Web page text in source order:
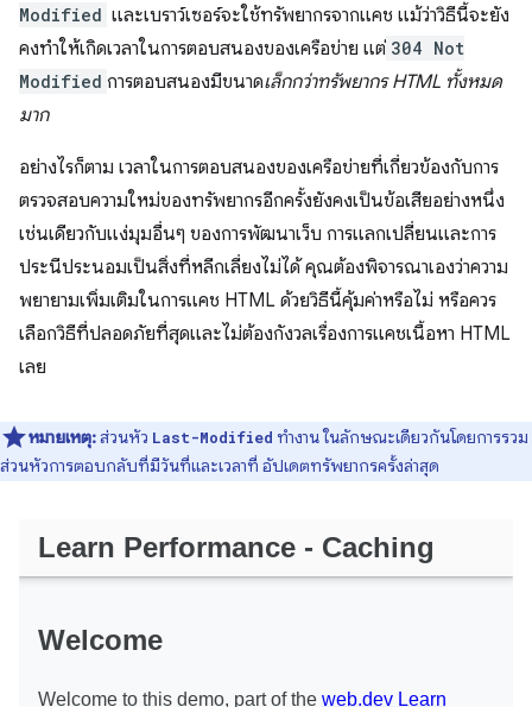
Modified และเบราว์เซอร์จะใช้ทรัพยากรจากแคช แม้ว่าวิธีนี้จะยัง
คงทำให้เกิดเวลาในการตอบสนองของเครือข่าย แต่ 304 Not
Modified การตอบสนองมีขนาดเล็กกว่าทรัพยากร HTML ทั้งหมด
มาก
อย่างไรก็ตาม เวลาในการตอบสนองของเครือข่ายที่เกี่ยวข้องกับการ
ตรวจสอบความใหม่ของทรัพยากรอีกครั้งยังคงเป็นข้อเสียอย่างหนึ่ง
เช่นเดียวกับแง่มุมอื่นๆ ของการพัฒนาเว็บ การแลกเปลี่ยนและการ
ประนีประนอมเป็นสิ่งที่หลีกเลี่ยงไม่ได้ คุณต้องพิจารณาเองว่าความ
พยายามเพิ่มเติมในการแคช HTML ด้วยวิธีนี้คุ้มค่าหรือไม่ หรือควร
เลือกวิธีที่ปลอดภัยที่สุดและไม่ต้องกังวลเรื่องการแคชเนื้อหา HTML
เลย
หมายเหตุ:ส่วนหัว Last-Modified ทำงาน ในลักษณะเดียวกันโดยการรวม
ส่วนหัวการตอบกลับที่มีวันที่และเวลาที่ อัปเดตทรัพยากรครั้งล่าสุด